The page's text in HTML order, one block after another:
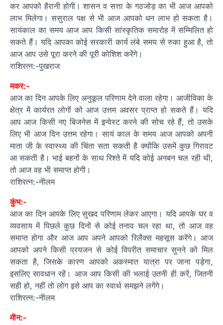
कर आपको हैरानी होगी। शासन व सत्ता के गठजोड़ का भी आज आपको
लाभ मिलेगा। ससुराल पक्ष से भी आज आपको धन लाभ हो सकता है।
सायंकाल का समय आज आप किसी सांस्कृतिक समारोह में सम्मिलित हो
सकते हैं। यदि आपका कोई सरकारी कार्य लंबे समय से रुका हुआ है, तो
आज आप उसे पूरा करने की पूरी कोशिश करेंगे।
राशिरत्न:-पुखराज
मकर:-
आज का दिन आपके लिए अनुकूल परिणाम देने वाला रहेगा। आजीविका के
क्षेत्र में कार्यरत लोगों को आज उत्तम अवसर प्राप्त हो सकते हैं। यदि
आप आज किसी नए बिजनेस में इन्वेस्ट करने की सोच रहे हैं, तो उसके
लिए भी आज दिन उत्तम रहेगा। सायं काल के समय आज आपको अपनी
माता जी के स्वास्थ्य की चिंता सता सकती है क्योंकि उसमें कुछ गिरावट
आ सकती है। भाई बहनों के साथ रिश्ते में यदि कोई अनबन चल रही थी,
तो आज वह भी समाप्त होगी।
राशिरत्न:-नीलम
कुंभ:-
आज का दिन आपके लिए सुखद परिणाम लेकर आएगा। यदि आपके घर व
व्यवसाय में पिछले कुछ दिनों से कोई तनाव चल रहा था, तो आज वह
समाप्त होगा और आज आप अपने आपको रिलैक्स महसूस करेंगे। आज
आपको अपने किसी प्रयजन से कोई विपरीत समाचार सुनने को मिल
सकता है, जिसके कारण आपको अकस्मात यात्रा पर जाना पड़ेगा,
इसलिए सावधान रहें। आज आप किसी की भलाई उतनी ही करें, जितनी
सही हो, नहीं तो लोग इसे आप का स्वार्थ समझने लगेंगे।
राशिरत्न:-नीलम
मीन:-